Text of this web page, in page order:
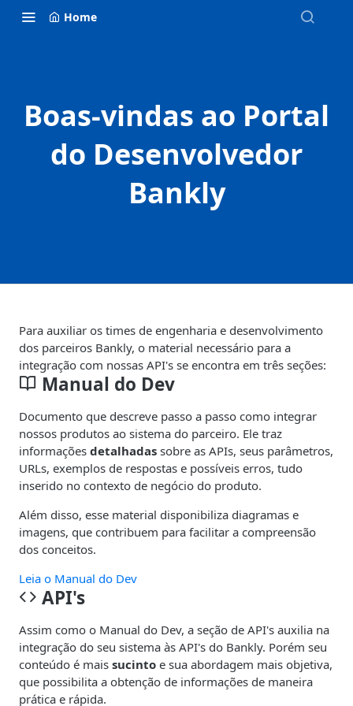
Home
Boas-vindas ao Portal
do Desenvolvedor
Bankly
Para auxiliar os times de engenharia e desenvolvimento
dos parceiros Bankly, o material necessário para a
integração com nossas API's se encontra em três seções:
Manual do Dev
Documento que descreve passo a passo como integrar
nossos produtos ao sistema do parceiro. Ele traz
informações detalhadas sobre as APIs, seus parâmetros,
URLs, exemplos de respostas e possíveis erros, tudo
inserido no contexto de negócio do produto.
Além disso, esse material disponibiliza diagramas e
imagens, que contribuem para facilitar a compreensão
dos conceitos.
Leia o Manual do Dev
API's
Assim como o Manual do Dev, a seção de API's auxilia na
integração do seu sistema às API's do Bankly. Porém seu
conteúdo é mais sucinto e sua abordagem mais objetiva,
que possibilita a obtenção de informações de maneira
prática e rápida.